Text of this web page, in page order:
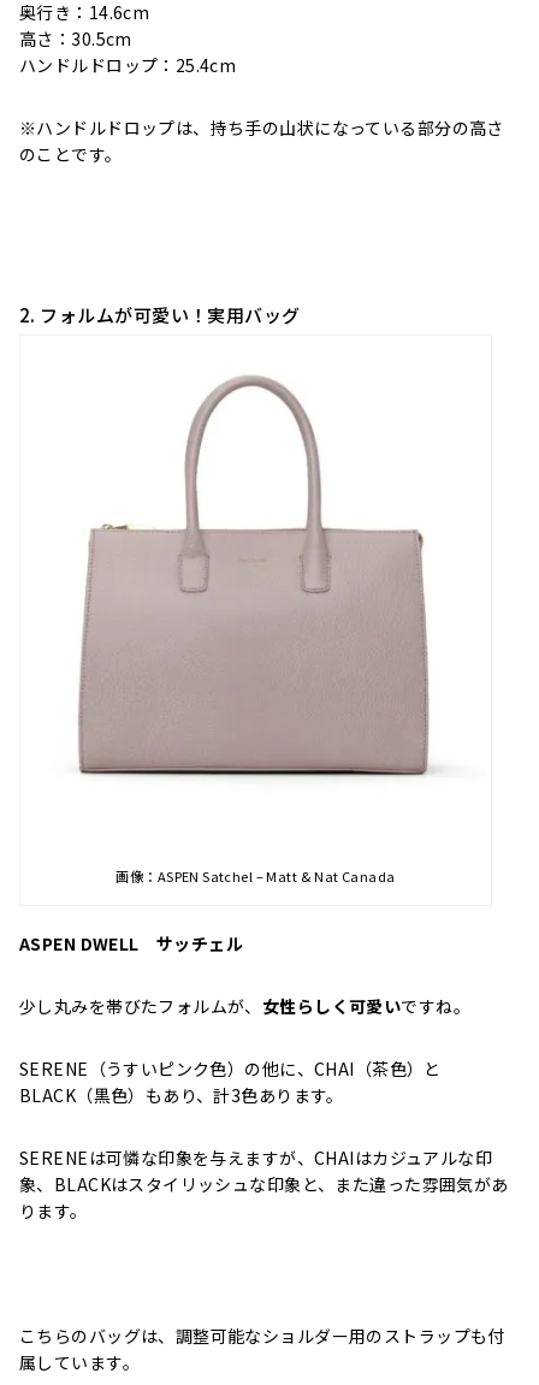
奥行き：14.6cm
高さ：30.5cm
ハンドルドロップ：25.4cm
※ハンドルドロップは、持ち手の山状になっている部分の高さ
のことです。
2. フォルムが可愛い！実用バッグ
画像：ASPEN Satchel – Matt & Nat Canada
ASPEN DWELL サッチェル
少し丸みを帯びたフォルムが、 女性らしく可愛いですね。
SERENE（うすいピンク色）の他に、CHAI（茶色）と
BLACK（黒色）もあり、計3色あります。
SERENEは可憐な印象を与えますが、CHAIはカジュアルな印
象、BLACKはスタイリッシュな印象と、また違った雰囲気があ
ります。
こちらのバッグは、調整可能なショルダー用のストラップも付
属しています。